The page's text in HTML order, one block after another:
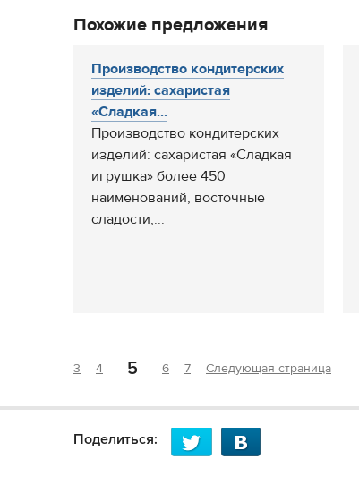
Похожие предложения
Производство кондитерских
изделий: сахаристая
«Сладкая...
Производство кондитерских
изделий: сахаристая «Сладкая
игрушка» более 450
наименований, восточные
сладости,...
3 4 5 6 7 Следующая страница
Поделиться: